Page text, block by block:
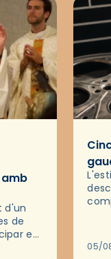
d'un
de
en
05/